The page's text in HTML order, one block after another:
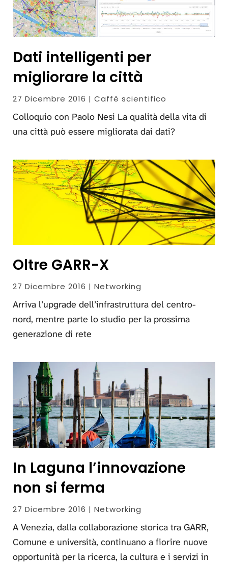
Dati intelligenti per
migliorare la città
27 Dicembre 2016 | Caffè scientifico
Colloquio con Paolo Nesi La qualità della vita di
una città può essere migliorata dai dati?
Oltre GARR-X
27 Dicembre 2016 | Networking
Arriva l’upgrade dell’infrastruttura del centro-
nord, mentre parte lo studio per la prossima
generazione di rete
In Laguna l’innovazione
non si ferma
27 Dicembre 2016 | Networking
A Venezia, dalla collaborazione storica tra GARR,
Comune e università, continuano a fiorire nuove
opportunità per la ricerca, la cultura e i servizi in